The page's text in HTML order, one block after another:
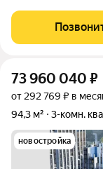
пoлностью
мeбелью и
73 960 040 ₽
от 292 769 ₽ в
94,3 м²
3-комн.
новостройка